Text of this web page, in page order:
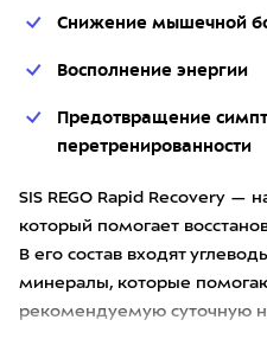
Снижение мышечной
Восполнение энергии
Предотвращение
перетренированности
SIS REGO Rapid Recovery —
который помогает
В его состав входят
минералы, которые
рекомендуемую суточную